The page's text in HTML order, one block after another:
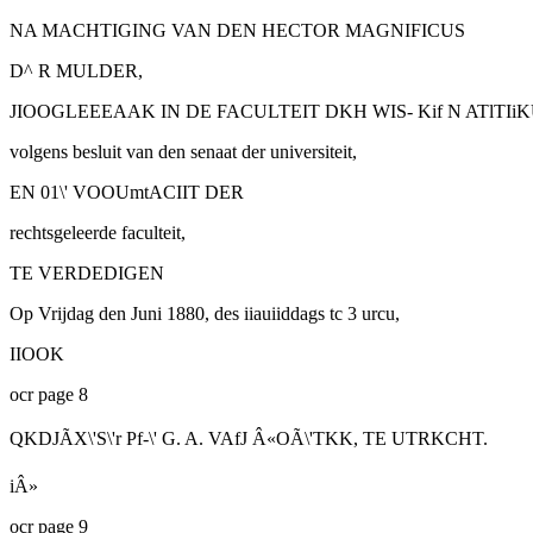
NA MACHTIGING VAN DEN HECTOR MAGNIFICUS
D^ R MULDER,
JIOOGLEEEAAK IN DE FACULTEIT DKH WIS- Kif N
volgens besluit van den senaat der universiteit,
EN 01\' VOOUmtACIIT DER
rechtsgeleerde faculteit,
TE VERDEDIGEN
Op Vrijdag den Juni 1880, des iiauiiddags tc 3 urcu,
IIOOK
ocr page 8
QKDJÃX\'S\'r Pf-\' G. A. VAfJ Â«OÃ\'TKK, TE UTRKCHT.
iÂ»
ocr page 9